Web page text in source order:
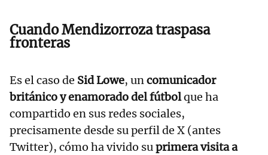
Cuando Mendizorroza traspasa
fronteras
Es el caso de Sid Lowe, uncomunicador
británico y enamorado del fútbolque ha
compartido en sus redes sociales,
precisamente desde su perfil de X (antes
Twitter), cómo ha vivido suprimera visita a